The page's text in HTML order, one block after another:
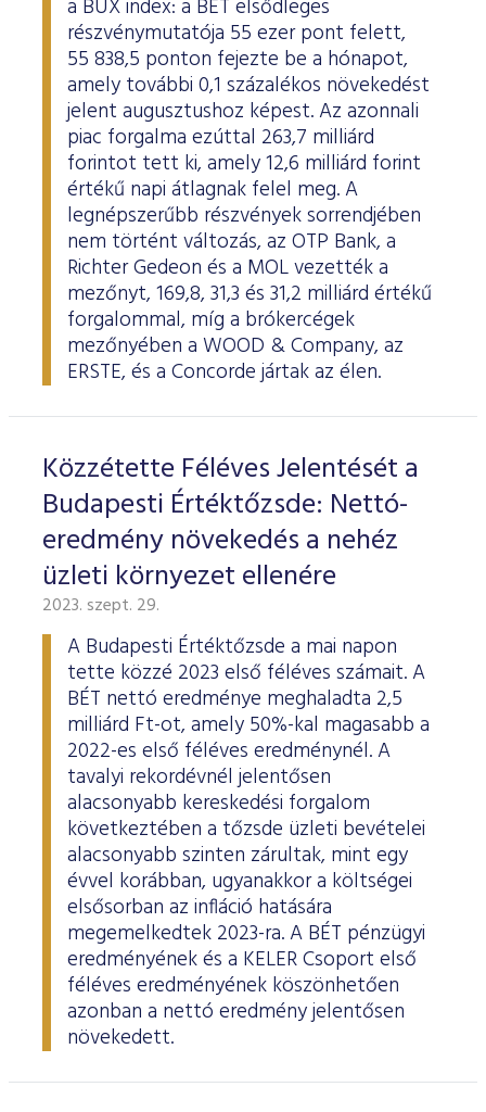
ESG Útmutató
a BUX index: a BÉT elsődleges
részvénymutatója 55 ezer pont felett,
55 838,5 ponton fejezte be a hónapot,
amely további 0,1 százalékos növekedést
jelent augusztushoz képest. Az azonnali
piac forgalma ezúttal 263,7 milliárd
forintot tett ki, amely 12,6 milliárd forint
értékű napi átlagnak felel meg. A
legnépszerűbb részvények sorrendjében
nem történt változás, az OTP Bank, a
Richter Gedeon és a MOL vezették a
mezőnyt, 169,8, 31,3 és 31,2 milliárd értékű
forgalommal, míg a brókercégek
mezőnyében a WOOD & Company, az
ERSTE, és a Concorde jártak az élen.
Közzétette Féléves Jelentését a
Budapesti Értéktőzsde: Nettó-
eredmény növekedés a nehéz
üzleti környezet ellenére
2023. szept. 29.
A Budapesti Értéktőzsde a mai napon
tette közzé 2023 első féléves számait. A
BÉT nettó eredménye meghaladta 2,5
milliárd Ft-ot, amely 50%-kal magasabb a
2022-es első féléves eredménynél. A
tavalyi rekordévnél jelentősen
alacsonyabb kereskedési forgalom
következtében a tőzsde üzleti bevételei
alacsonyabb szinten zárultak, mint egy
évvel korábban, ugyanakkor a költségei
elsősorban az infláció hatására
megemelkedtek 2023-ra. A BÉT pénzügyi
eredményének és a KELER Csoport első
féléves eredményének köszönhetően
azonban a nettó eredmény jelentősen
növekedett.